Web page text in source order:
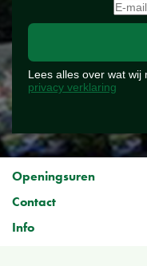
Lees alles over wat wij
privacy verklaring
Openingsuren
Contact
Info